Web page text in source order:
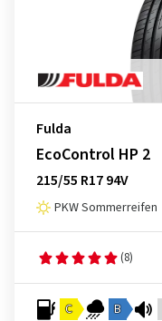
Fulda
EcoControl HP 2
215/55 R17 94V
PKW Sommerreifen
(8)
C B